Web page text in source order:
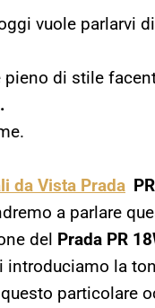
vuole parlarvi
pieno di stile
da Vista Prada
a parlare
del Prada PR
introduciamo la
particolare